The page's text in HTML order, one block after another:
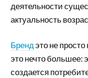
деятельности
актуальность
Брендэто не
это нечто большее:
создается